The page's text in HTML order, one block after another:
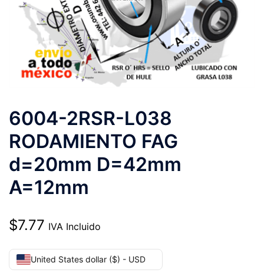
6004-2RSR-L038
RODAMIENTO FAG
d=20mm D=42mm
A=12mm
$7.77 IVA Incluido
United States dollar ($) - USD